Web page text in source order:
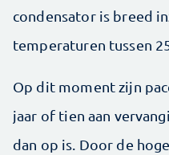
condensator is breed
temperaturen tussen
Op dit moment zijn
jaar of tien aan
dan op is. Door de